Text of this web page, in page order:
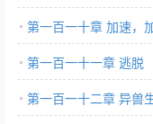
第一百一十章 加速，
第一百一十一章 逃脱
第一百一十二章 异兽